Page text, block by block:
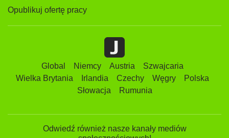
Opublikuj ofertę pracy
Global Niemcy Austria
Szwajcaria
Wielka Brytania
Irlandia Czechy Węgry
Polska
Słowacja
Rumunia
Odwiedź również nasze kanały mediów